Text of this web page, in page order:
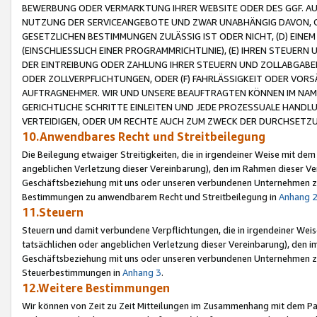
BEWERBUNG ODER VERMARKTUNG IHRER WEBSITE ODER DES GGF.
NUTZUNG DER SERVICEANGEBOTE UND ZWAR UNABHÄNGIG
GESETZLICHEN BESTIMMUNGEN ZULÄSSIG IST ODER NICHT, (D)
(EINSCHLIESSLICH EINER PROGRAMMRICHTLINIE), (E) IHREN
DER EINTREIBUNG ODER ZAHLUNG IHRER STEUERN UND
ODER ZOLLVERPFLICHTUNGEN, ODER (F) FAHRLÄSSIGKEIT ODER
AUFTRAGNEHMER. WIR UND UNSERE BEAUFTRAGTEN KÖNNEN IM
GERICHTLICHE SCHRITTE EINLEITEN UND JEDE PROZESSUALE
VERTEIDIGEN, ODER UM RECHTE AUCH ZUM ZWECK DER
10.Anwendbares Recht und Streitbeilegung
Die Beilegung etwaiger Streitigkeiten, die in irgendeiner Weise mit
angeblichen Verletzung dieser Vereinbarung), den im Rahmen dieser
Geschäftsbeziehung mit uns oder unseren verbundenen
Bestimmungen zu anwendbarem Recht und Streitbeilegung in Anhang 2
11.Steuern
Steuern und damit verbundene Verpflichtungen, die in irgendeiner
tatsächlichen oder angeblichen Verletzung dieser Vereinbarung), den
Geschäftsbeziehung mit uns oder unseren verbundenen
Steuerbestimmungen in Anhang 3.
12.Weitere Bestimmungen
Wir können von Zeit zu Zeit Mitteilungen im Zusammenhang mit dem